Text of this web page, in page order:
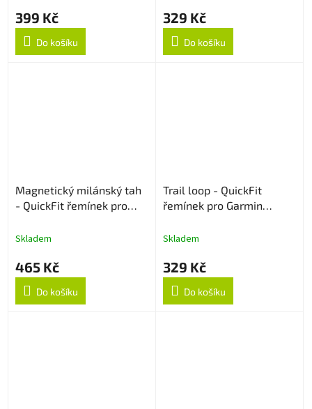
399 Kč
Do košíku
329 Kč
Do košíku
Magnetický milánský tah
- QuickFit řemínek pro
Skladem
465 Kč
Do košíku
Trail loop - QuickFit
řemínek pro Garmin
Skladem
329 Kč
Do košíku